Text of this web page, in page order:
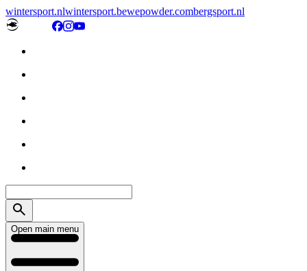
wintersport.nlwintersport.bewepowder.combergsport.nl
Open main menu